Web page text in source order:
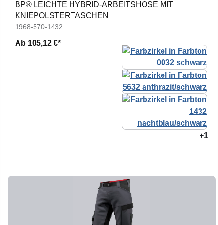
BP® LEICHTE HYBRID-ARBEITSHOSE MIT
KNIEPOLSTERTASCHEN
1968-570-1432
Ab 105,12 €*
+1